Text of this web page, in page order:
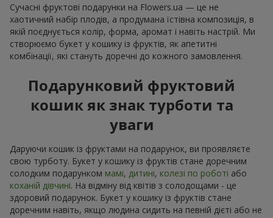
Сучасні фруктові подарунки на Flowers.ua — це не
хаотичний набір плодів, а продумана їстівна композиція, в
якій поєднується колір, форма, аромат і навіть настрій. Ми
створюємо букет у кошику із фруктів, як апетитні
комбінації, які стануть доречні до кожного замовлення.
Подарунковий фруктовий
кошик як знак турботи та
уваги
Даруючи кошик із фруктами на подарунок, ви проявляєте
свою турботу. Букет у кошику із фруктів стане доречним
солодким подарунком мамі, дитині, колезі по роботі або
коханій дівчині. На відміну від квітів з солодощами - це
здоровий подарунок. Букет у кошику із фруктів стане
доречним навіть, якщо людина сидить на певній дієті або не